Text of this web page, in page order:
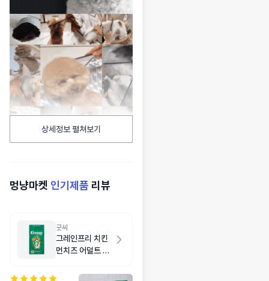
상세정보 펼쳐보기
멍냥마켓 인기제품 리뷰
굿씨
그레인프리 치킨
먼치즈 어덜트 스